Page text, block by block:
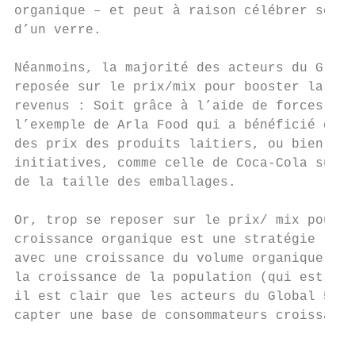
organique – et peut à raison célébrer son
d’un verre.
Néanmoins, la majorité des acteurs du
reposée sur le prix/mix pour booster la
revenus : Soit grâce à l’aide de forces
l’exemple de Arla Food qui a bénéficié
des prix des produits laitiers, ou bien
initiatives, comme celle de Coca-Cola sur
de la taille des emballages.
Or, trop se reposer sur le prix/ mix pour
croissance organique est une stratégie
avec une croissance du volume organique
la croissance de la population (qui est
il est clair que les acteurs du Global 50
capter une base de consommateurs